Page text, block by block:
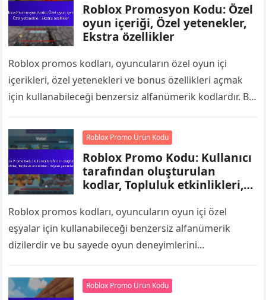
Roblox Promosyon Kodu: Özel
oyun içeriği, Özel yetenekler,
Ekstra özellikler
Roblox promos kodları, oyuncuların özel oyun içi
içerikleri, özel yetenekleri ve bonus özellikleri açmak
için kullanabileceği benzersiz alfanümerik kodlardır. Bu
uygulamasında…
Roblox Promo Ürün Kodu
Roblox Promo Kodu: Kullanıcı
tarafından oluşturulan
kodlar, Topluluk etkinlikleri,
Roblox promos kodları, oyuncuların oyun içi özel
eşyalar için kullanabileceği benzersiz alfanümerik
dizilerdir ve bu sayede oyun deneyimlerini
ortaklıklar sırasında yayımlanan bu…
Roblox Promo Ürün Kodu